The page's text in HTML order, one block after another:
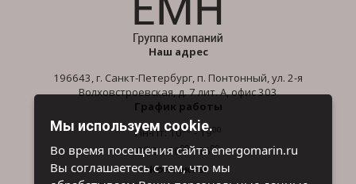
Наш адрес
196643, г. Санкт-Петербург, п. Понтонный, ул. 2-я
Волховстроевская, д. 7 лит. А, офис 303
График работы
Пн-Пт: 1000- 1900
Сб-Вс: 1000- 1600
Контакты
Мы используем cookie.
Во время посещения сайта energomarin.ru
Вы соглашаетесь с тем, что мы